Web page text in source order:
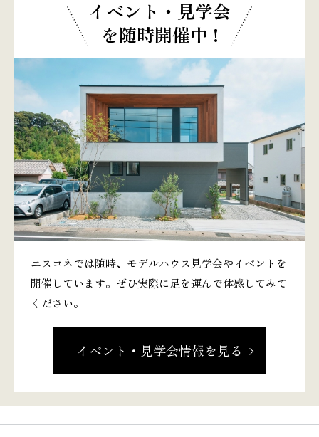
イベント・見学会
を随時開催中 !
エスコネでは随時、モデルハウス見学会やイベントを
開催しています。ぜひ実際に足を運んで体感してみて
ください。
イベント・見学会情報を見る